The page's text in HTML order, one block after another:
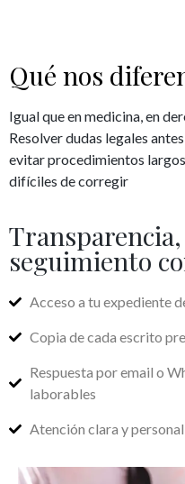
Qué nos
Igual que en medicina, en
Resolver dudas legales
evitar procedimientos
difíciles de corregir
seguimiento
Acceso a tu expediente
Copia de cada escrito
Respuesta por email o
laborables
Atención clara y